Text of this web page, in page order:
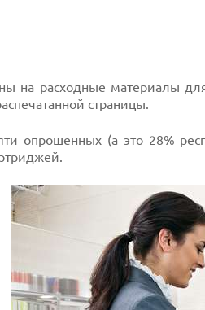
на расходные материалы
страницы.
опрошенных (а это 28%